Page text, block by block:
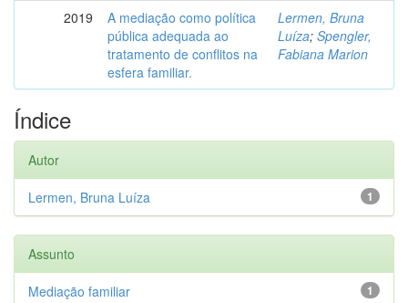
2019
A mediação como política
pública adequada ao
tratamento de conflitos na
esfera familiar.
Lermen, Bruna
Luíza; Spengler,
Fabiana Marion
Índice
Autor
1
Lermen, Bruna Luíza
Assunto
1
Mediação familiar